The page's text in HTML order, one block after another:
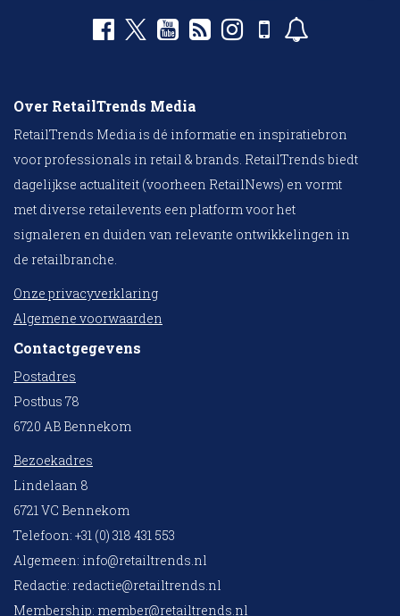
Over RetailTrends Media
RetailTrends Media is dé informatie en inspiratiebron
voor professionals in retail & brands. RetailTrends biedt
dagelijkse actualiteit (voorheen RetailNews) en vormt
met diverse retailevents een platform voor het
signaleren en duiden van relevante ontwikkelingen in
de retailbranche.
Onze privacyverklaring
Algemene voorwaarden
Contactgegevens
Postadres
Postbus 78
6720 AB Bennekom
Bezoekadres
Lindelaan 8
6721 VC Bennekom
Telefoon: +31 (0) 318 431 553
Algemeen: info@retailtrends.nl
Redactie: redactie@retailtrends.nl
Membership: member@retailtrends.nl